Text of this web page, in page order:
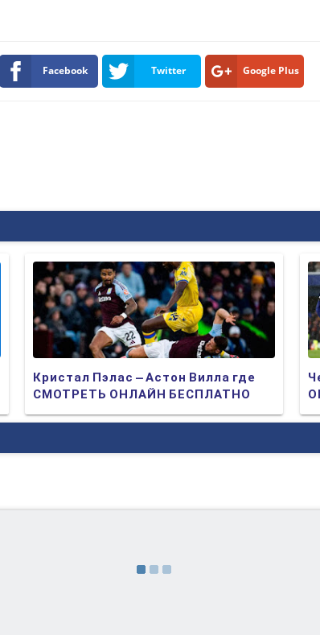
Facebook Twitter Google Plus
Кристал Пэлас – Астон Вилла где
СМОТРЕТЬ ОНЛАЙН БЕСПЛАТНО
2025 (ПРЯМАЯ ТРАНСЛЯЦИЯ)